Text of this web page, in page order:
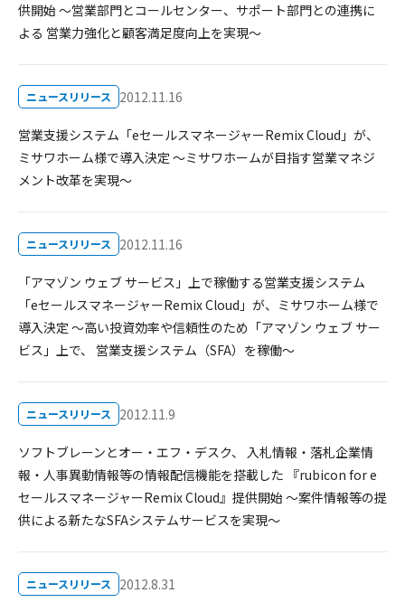
供開始 ～営業部門とコールセンター、サポート部門との連携に
よる 営業力強化と顧客満足度向上を実現～
ニュースリリース 2012.11.16
営業支援システム「eセールスマネージャーRemix Cloud」が、
ミサワホーム様で導入決定 ～ミサワホームが目指す営業マネジ
メント改革を実現～
ニュースリリース 2012.11.16
「アマゾン ウェブ サービス」上で稼働する営業支援システム
「eセールスマネージャーRemix Cloud」が、ミサワホーム様で
導入決定 ～高い投資効率や信頼性のため「アマゾン ウェブ サー
ビス」上で、 営業支援システム（SFA）を稼働～
ニュースリリース 2012.11.9
ソフトブレーンとオー・エフ・デスク、 入札情報・落札企業情
報・人事異動情報等の情報配信機能を搭載した 『rubicon for e
セールスマネージャーRemix Cloud』提供開始 ～案件情報等の提
供による新たなSFAシステムサービスを実現～
ニュースリリース 2012.8.31